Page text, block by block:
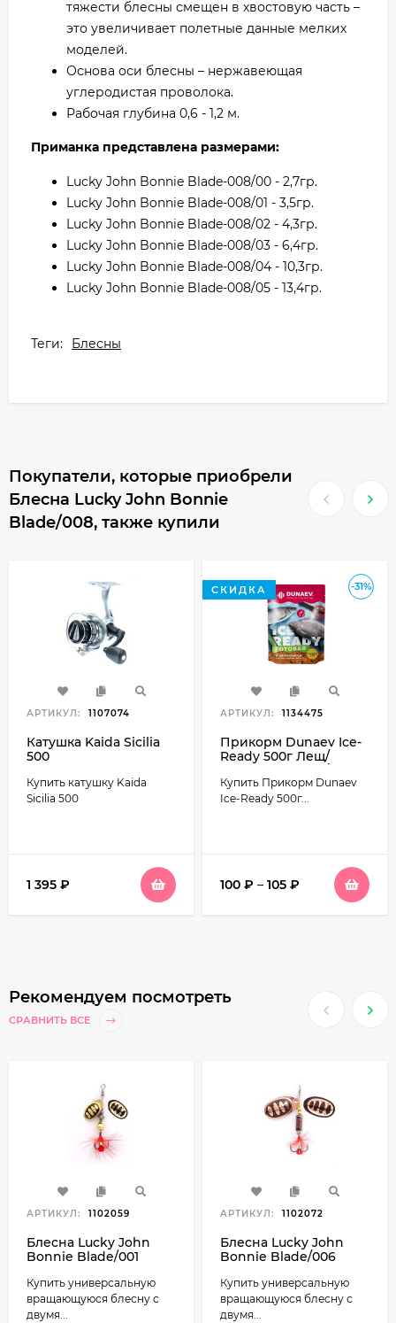
тяжести блесны смещен в хвостовую часть –
это увеличивает полетные данные мелких
моделей.
Основа оси блесны – нержавеющая
углеродистая проволока.
Рабочая глубина 0,6 - 1,2 м.
Приманка представлена размерами:
Lucky John Bonnie Blade-008/00 - 2,7гр.
Lucky John Bonnie Blade-008/01 - 3,5гр.
Lucky John Bonnie Blade-008/02 - 4,3гр.
Lucky John Bonnie Blade-008/03 - 6,4гр.
Lucky John Bonnie Blade-008/04 - 10,3гр.
Lucky John Bonnie Blade-008/05 - 13,4гр.
Теги: Блесны
Покупатели, которые приобрели
Блесна Lucky John Bonnie
Blade/008, также купили
АРТИКУЛ: 1107074
Катушка Kaida Sicilia
500
Купить катушку Kaida
Sicilia 500
1 395 ₽
-31%
СКИДКА
АРТИКУЛ: 1134475
Прикорм Dunaev Ice-
Ready 500г Лещ/
Универсальная
черная
Купить Прикорм Dunaev
Ice-Ready 500г...
100 ₽ – 105 ₽
Рекомендуем посмотреть
СРАВНИТЬ ВСЕ
АРТИКУЛ: 1102059
Блесна Lucky John
Bonnie Blade/001
Купить универсальную
вращающуюся блесну с
двумя...
АРТИКУЛ: 1102072
Блесна Lucky John
Bonnie Blade/006
Купить универсальную
вращающуюся блесну с
двумя...